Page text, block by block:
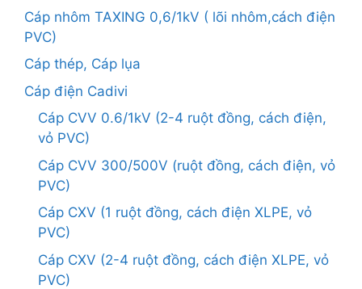
Cáp nhôm TAXING 0,6/1kV ( lõi nhôm,cách điện
PVC)
Cáp thép, Cáp lụa
Cáp điện Cadivi
Cáp CVV 0.6/1kV (2-4 ruột đồng, cách điện,
vỏ PVC)
Cáp CVV 300/500V (ruột đồng, cách điện, vỏ
PVC)
Cáp CXV (1 ruột đồng, cách điện XLPE, vỏ
PVC)
Cáp CXV (2-4 ruột đồng, cách điện XLPE, vỏ
PVC)